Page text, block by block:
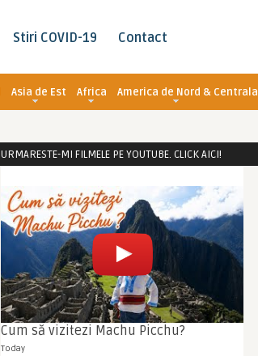
Stiri COVID-19 Contact
Asia de Est Africa America de Nord & Centrala
URMARESTE-MI FILMELE PE YOUTUBE. CLICK AICI!
Cum să vizitezi Machu Picchu?
Today